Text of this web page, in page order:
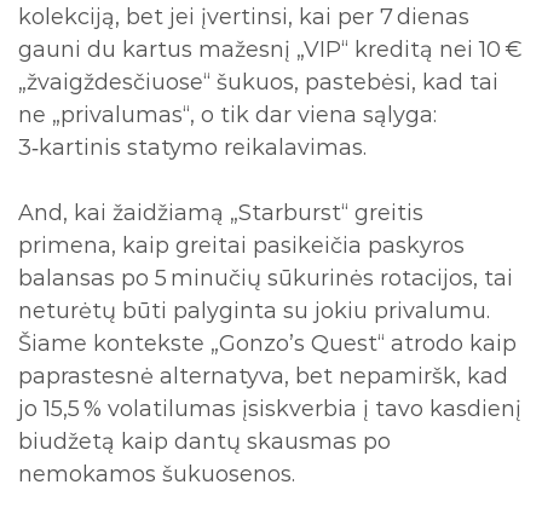
kolekciją, bet jei įvertinsi, kai per 7 dienas
gauni du kartus mažesnį „VIP“ kreditą nei 10 €
„žvaigždesčiuose“ šukuos, pastebėsi, kad tai
ne „privalumas“, o tik dar viena sąlyga:
3‑kartinis statymo reikalavimas.
And, kai žaidžiamą „Starburst“ greitis
primena, kaip greitai pasikeičia paskyros
balansas po 5 minučių sūkurinės rotacijos, tai
neturėtų būti palyginta su jokiu privalumu.
Šiame kontekste „Gonzo’s Quest“ atrodo kaip
paprastesnė alternatyva, bet nepamiršk, kad
jo 15,5 % volatilumas įsiskverbia į tavo kasdienį
biudžetą kaip dantų skausmas po
nemokamos šukuosenos.